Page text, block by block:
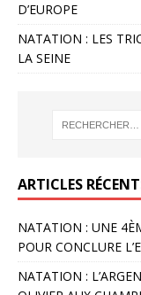
D’EUROPE
NATATION : LES
LA SEINE
ARTICLES
NATATION : UNE
POUR CONCLURE
NATATION :